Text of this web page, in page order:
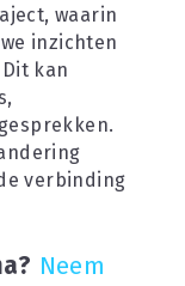
waarin
inzichten
kan
verbinding
Neem